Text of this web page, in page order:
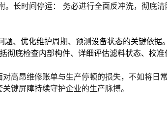
长时间停运： 务必进行全面反冲洗，彻底清
、优化维护周期、预测设备状态的关键依据。
彻底检查内部构件、详细评估滤料状态、校
高昂维修账单与生产停顿的损失，不如将日
键屏障持续守护企业的生产脉搏。